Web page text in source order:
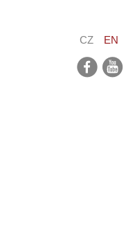
CZ EN